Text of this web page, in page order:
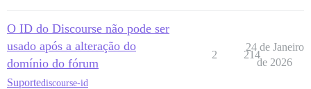
O ID do Discourse não pode ser
usado após a alteração do
domínio do fórum
Suportediscourse-id
2 214
24 de Janeiro
de 2026